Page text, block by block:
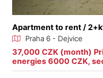
Apartment to rent /
Praha 6 - Dejvice
37,000 CZK (month)
energies 6000 CZK,